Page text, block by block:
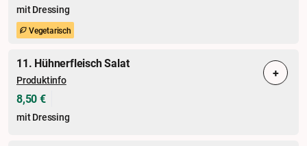
mit Dressing
Vegetarisch
11. Hühnerfleisch Salat
Produktinfo
8,50 €
mit Dressing
+